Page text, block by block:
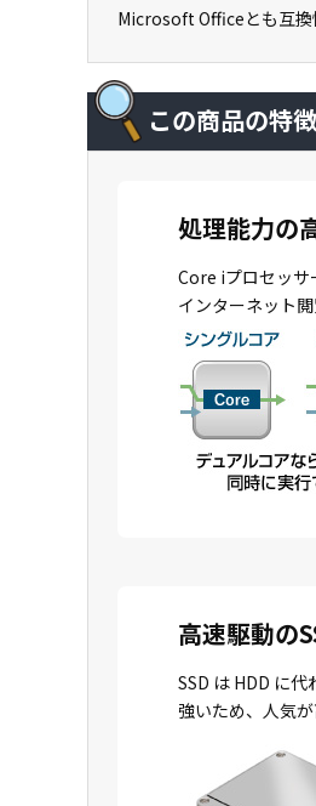
Microsoft Officeとも互換
この商品の特徴
処理能力の
Core iプロセッサ
インターネット
高速駆動の
SSD は HDD に
強いため、人気が